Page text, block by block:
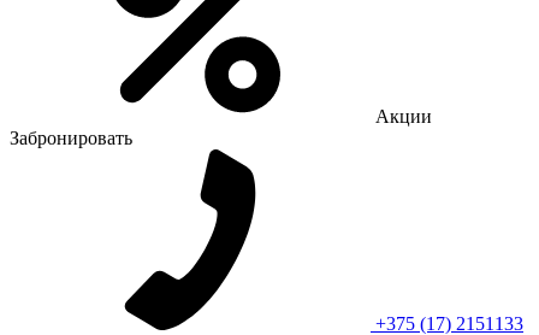
Акции
Забронировать
+375 (17) 2151133